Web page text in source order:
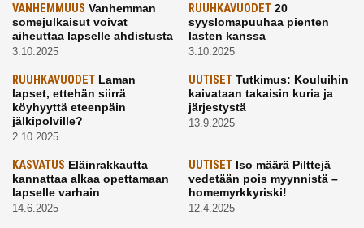
VANHEMMUUS Vanhemman
somejulkaisut voivat
aiheuttaa lapselle ahdistusta
3.10.2025
RUUHKAVUODET20
syyslomapuuhaa pienten
lasten kanssa
3.10.2025
RUUHKAVUODET Laman
lapset, ettehän siirrä
köyhyyttä eteenpäin
jälkipolville?
2.10.2025
UUTISETTutkimus: Kouluihin
kaivataan takaisin kuria ja
järjestystä
13.9.2025
KASVATUS Eläinrakkautta
kannattaa alkaa opettamaan
lapselle varhain
14.6.2025
UUTISETIso määrä Pilttejä
vedetään pois myynnistä –
homemyrkkyriski!
12.4.2025